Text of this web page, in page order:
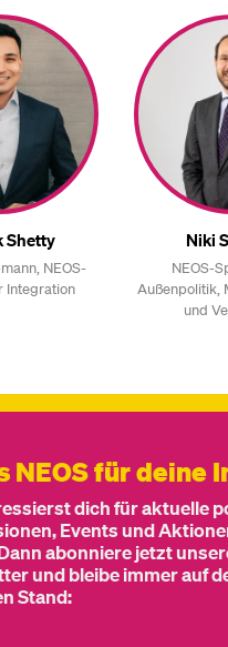
Shetty
NEOS-
Integration
Niki
NEOS-
Außenpolitik,
und
NEOS für deine
dich für aktuelle
Events und
abonniere jetzt
und bleibe immer auf
Stand: